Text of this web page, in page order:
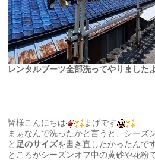
レンタルブーツ全部洗ってやりました
皆様こんにちは
まげです
まぁなんで洗ったかと言うと、シーズ
と 足のサイズを書き直したかったんで
ところがシーズンオフ中の黄砂や花粉